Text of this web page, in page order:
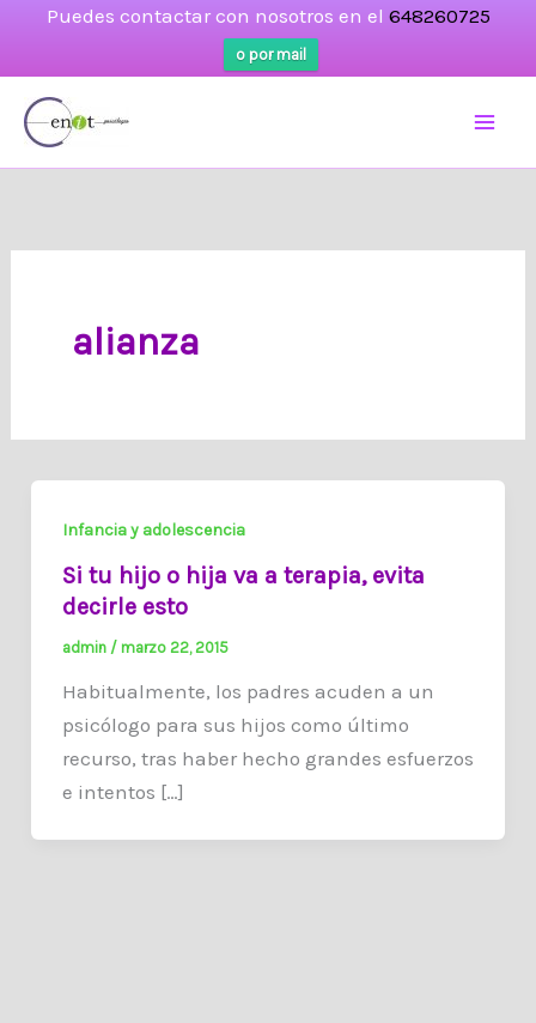
Puedes contactar con nosotros en el 648260725
o por mail
alianza
Infancia y adolescencia
Si tu hijo o hija va a terapia, evita
decirle esto
admin / marzo 22, 2015
Habitualmente, los padres acuden a un
psicólogo para sus hijos como último
recurso, tras haber hecho grandes esfuerzos
e intentos […]